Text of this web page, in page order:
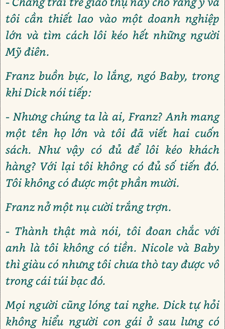
tôi cần thiết lao vào một doanh nghiệp
lớn và tìm cách lôi kéo hết những người
Mỹ điên.
Franz buồn bực, lo lắng, ngó Baby, trong
khi Dick nói tiếp:
- Nhưng chúng ta là ai, Franz? Anh mang
một tên họ lớn và tôi đã viết hai cuốn
sách. Như vậy có đủ để lôi kéo khách
hàng? Với lại tôi không có đủ số tiến đó.
Tôi không có được một phần mười.
Franz nở một nụ cười trắng trợn.
- Thành thật mà nói, tôi đoan chắc với
anh là tôi không có tiền. Nicole và Baby
thì giàu có nhưng tôi chưa thò tay được vô
trong cái túi bạc đó.
Mọi người cũng lóng tai nghe. Dick tự hỏi
không hiểu người con gái ở sau lưng có